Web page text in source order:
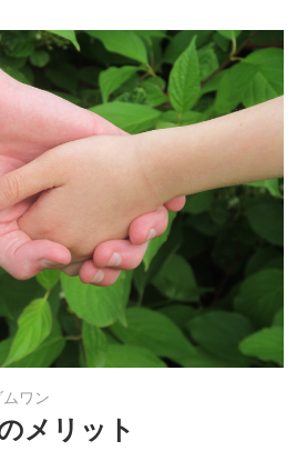
ワン
メリット